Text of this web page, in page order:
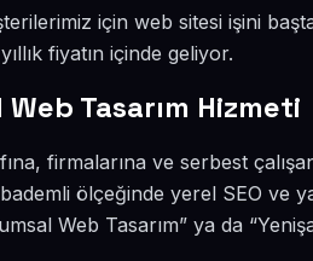
için web sitesi işini
fiyatın içinde geliyor.
Tasarım Hizmeti
firmalarına ve serbest
ölçeğinde yerel SEO ve
Web Tasarım” ya da